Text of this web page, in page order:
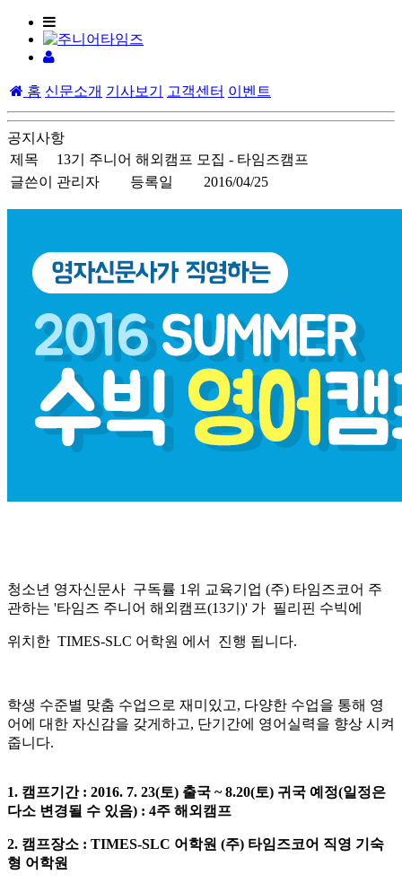
홈 신문소개 기사보기 고객센터 이벤트
공지사항
제목
13기 주니어 해외캠프 모집 - 타임즈캠프
글쓴이
관리자 등록일 2016/04/25
청소년 영자신문사 구독률 1위 교육기업 (주) 타임즈코어 주
관하는 '타임즈 주니어 해외캠프(13기)' 가 필리핀 수빅에
위치한 TIMES-SLC 어학원 에서 진행 됩니다.
학생 수준별 맞춤 수업으로 재미있고, 다양한 수업을 통해 영
어에 대한 자신감을 갖게하고, 단기간에 영어실력을 향상 시켜
줍니다.
1. 캠프기간 : 2016. 7. 23(토) 출국 ~ 8.20(토) 귀국 예정(일정은
다소 변경될 수 있음) : 4주 해외캠프
2. 캠프장소 : TIMES-SLC 어학원 (주) 타임즈코어 직영 기숙
형 어학원